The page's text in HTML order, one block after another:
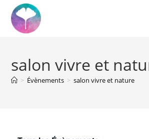
salon vivre et
> Évènements > salon vivre et nature